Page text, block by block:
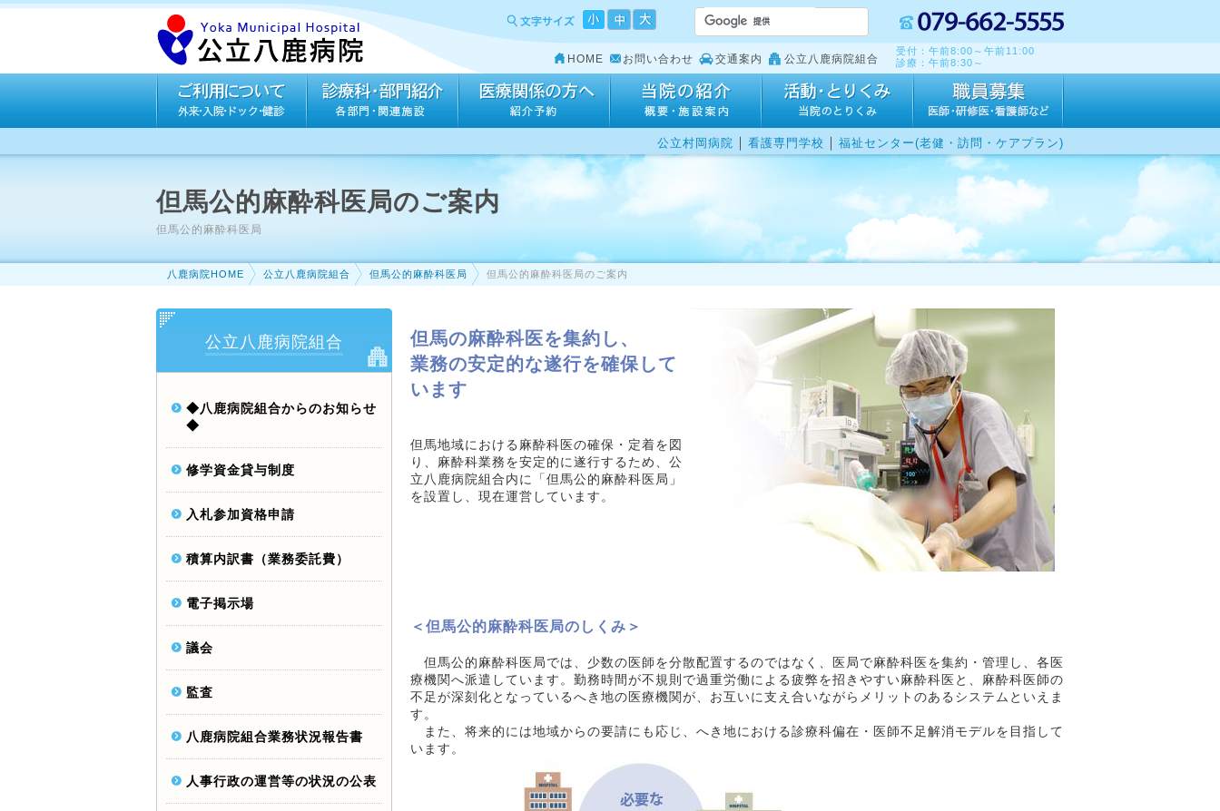
HOME お問い合わせ 交通案内 公立八鹿病院組合
受付：午前8:00～午前11:00
診療：午前8:30～
公立村岡病院 ｜ 看護専門学校 ｜ 福祉センター(老健・訪問・ケアプラン)
但馬公的麻酔科医局のご案内
但馬公的麻酔科医局
八鹿病院HOME 公立八鹿病院組合 但馬公的麻酔科医局 但馬公的麻酔科医局のご案内
但馬の麻酔科医を集約し、
業務の安定的な遂行を確保して
います
但馬地域における麻酔科医の確保・定着を図
り、麻酔科業務を安定的に遂行するため、公
立八鹿病院組合内に「但馬公的麻酔科医局」
を設置し、現在運営しています。
＜但馬公的麻酔科医局のしくみ＞
但馬公的麻酔科医局では、少数の医師を分散配置するのではなく、医局で麻酔科医を集約・管理し、各医
療機関へ派遣しています。勤務時間が不規則で過重労働による疲弊を招きやすい麻酔科医と、麻酔科医師の
不足が深刻化となっているへき地の医療機関が、お互いに支え合いながらメリットのあるシステムといえま
す。
また、将来的には地域からの要請にも応じ、へき地における診療科偏在・医師不足解消モデルを目指して
います。
公立八鹿病院組合
◆八鹿病院組合からのお知らせ
◆
修学資金貸与制度
入札参加資格申請
積算内訳書（業務委託費）
電子掲示場
議会
監査
八鹿病院組合業務状況報告書
人事行政の運営等の状況の公表